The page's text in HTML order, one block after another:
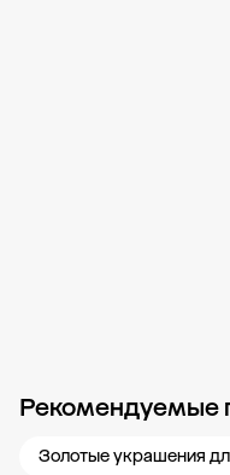
Рекомендуемые
Золотые украшения
Новости компании Журнал